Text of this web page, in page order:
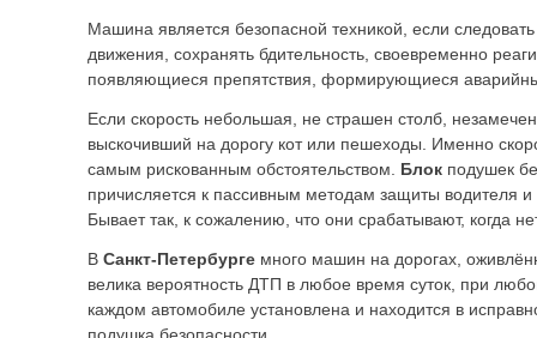
Машина является безопасной техникой, если
движения, сохранять бдительность, своевременно
появляющиеся препятствия, формирующиеся
Если скорость небольшая, не страшен столб,
выскочивший на дорогу кот или пешеходы. Именно
самым рискованным обстоятельством. Блок подушек
причисляется к пассивным методам защиты водителя
Бывает так, к сожалению, что они срабатывают, когда
В Санкт-Петербурге много машин на дорогах,
велика вероятность ДТП в любое время суток, при
каждом автомобиле установлена и находится в